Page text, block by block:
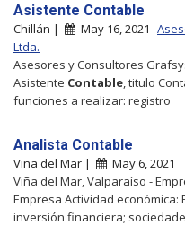
Asistente Contable
Chillán | May 16, 2021
Ltda.
Asesores y Consultores
Asistente Contable , titulo
funciones a realizar: registro
Analista Contable
Viña del Mar |
May 6, 2021
Viña del Mar, Valparaíso -
Empresa Actividad
inversión financiera;